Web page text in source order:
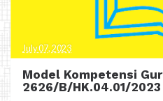
July 07, 2023
Model Kompetensi
2626/B/HK.04.01/2023